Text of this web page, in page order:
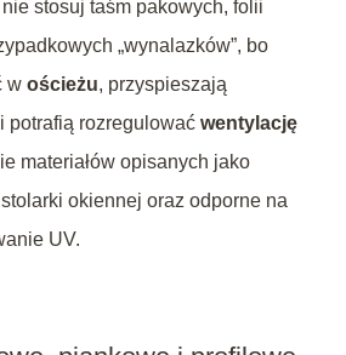
stosuj taśm pakowych, folii
„wynalazków”, bo
w ościeżu, przyspieszają
potrafią rozregulować wentylację
materiałów opisanych jako
okiennej oraz odporne na
UV.